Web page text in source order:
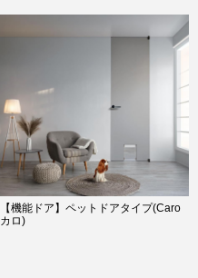
【機能ドア】ペットドアタイプ(Caro
カロ)